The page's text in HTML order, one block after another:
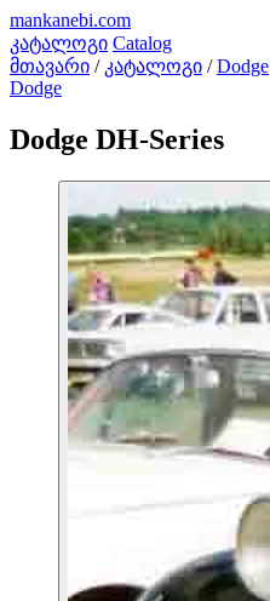
mankanebi.com
კატალოგი Catalog
მთავარი / კატალოგი / Dodge
Dodge
Dodge DH-Series